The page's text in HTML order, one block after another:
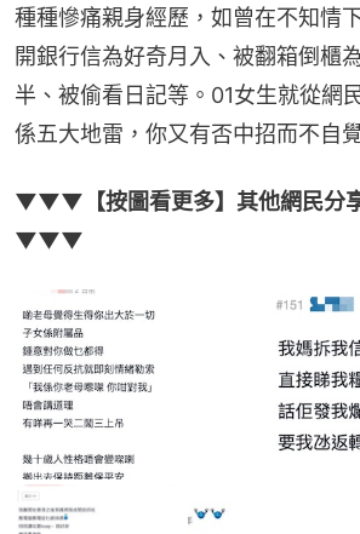
種種慘痛親身經歷，如曾在不知情
開銀行信為好奇月入、被翻箱倒櫃
半、被偷看日記等。01女生就從網
係五大地雷，你又有否中招而不自
▼▼▼【按圖看更多】其他網民分
▼▼▼